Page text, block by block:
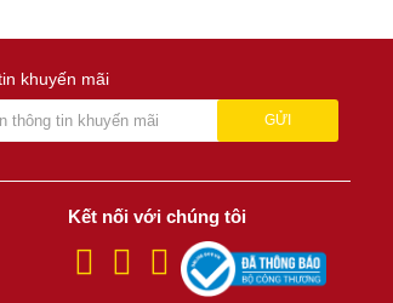
khuyến mãi
GỬI
Kết nối với chúng tôi